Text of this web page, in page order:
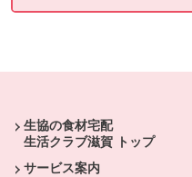
生協の食材宅配
生活クラブ滋賀 トップ
サービス案内